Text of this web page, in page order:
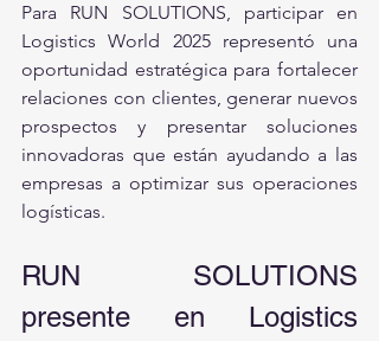
Para RUN SOLUTIONS, participar en
Logistics World 2025 representó una
oportunidad estratégica para fortalecer
relaciones con clientes, generar nuevos
prospectos y presentar soluciones
innovadoras que están ayudando a las
empresas a optimizar sus operaciones
logísticas.
RUN SOLUTIONS
presente en Logistics